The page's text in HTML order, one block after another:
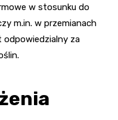
w stosunku do
m.in. w przemianach
za